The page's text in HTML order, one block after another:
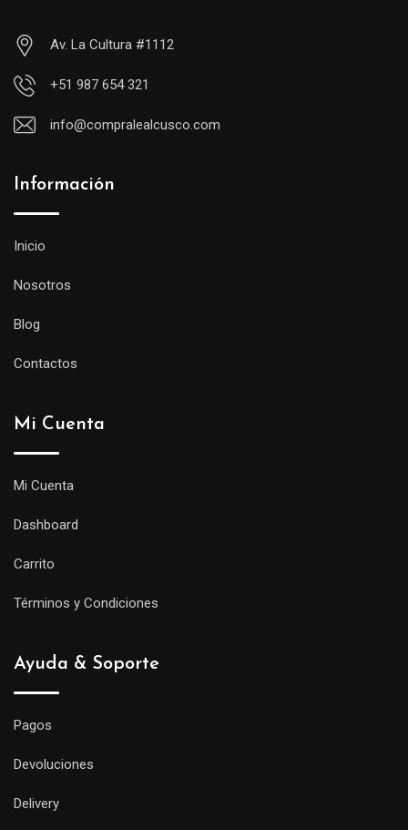
Av. La Cultura #1112
+51 987 654 321
info@compralealcusco.com
Información
Inicio
Nosotros
Blog
Contactos
Mi Cuenta
Mi Cuenta
Dashboard
Carrito
Términos y Condiciones
Ayuda & Soporte
Pagos
Devoluciones
Delivery